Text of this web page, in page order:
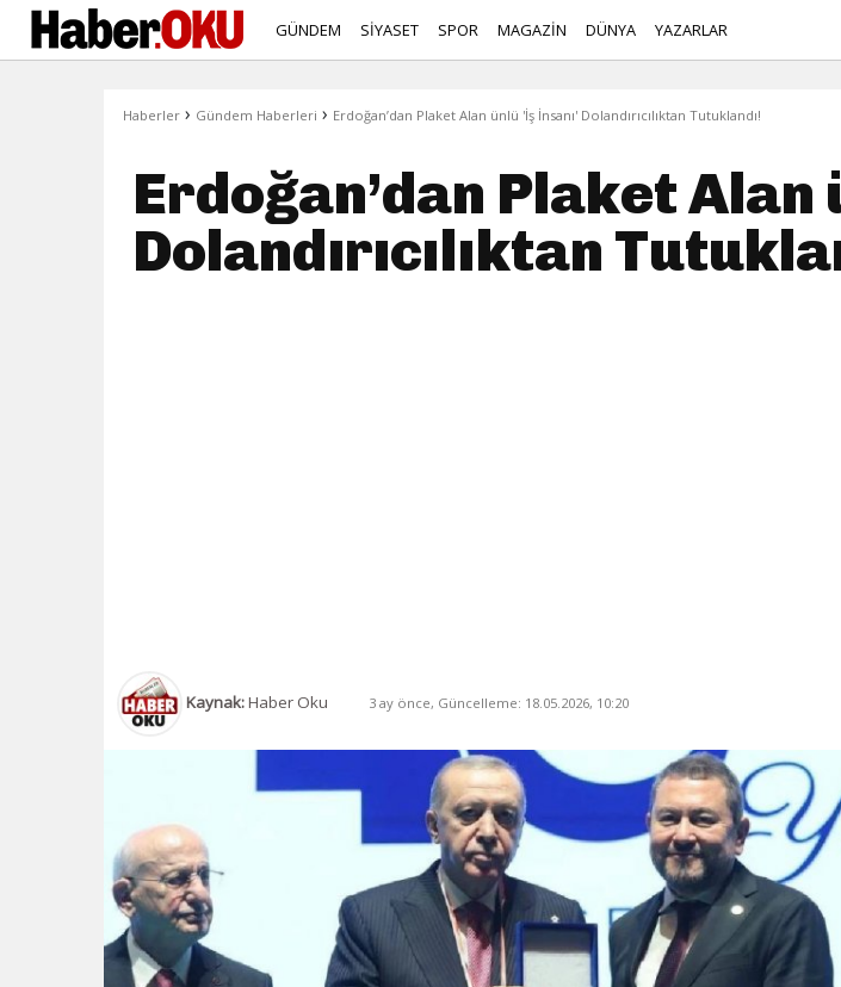
GÜNDEM SİYASET SPOR MAGAZİN DÜNYA YAZARLAR
Haberler › Gündem Haberleri › Erdoğan’dan Plaket Alan ünlü 'İş İnsanı' Dolandırıcılıktan Tutuklandı!
Erdoğan’dan Plaket Alan
Dolandırıcılıktan
Kaynak:Haber Oku 3 ay önce, Güncelleme: 18.05.2026, 10:20